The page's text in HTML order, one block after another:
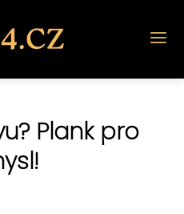
Plank pro